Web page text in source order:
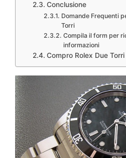
Conclusione
Domande Frequenti
Torri
Compila il form per
informazioni
Compro Rolex Due Torri